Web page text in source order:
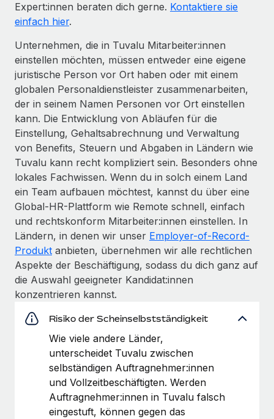
Expert:innen beraten dich gerne. Kontaktiere sie
einfach hier.
Unternehmen, die in Tuvalu Mitarbeiter:innen
einstellen möchten, müssen entweder eine eigene
juristische Person vor Ort haben oder mit einem
globalen Personaldienstleister zusammenarbeiten,
der in seinem Namen Personen vor Ort einstellen
kann. Die Entwicklung von Abläufen für die
Einstellung, Gehaltsabrechnung und Verwaltung
von Benefits, Steuern und Abgaben in Ländern wie
Tuvalu kann recht kompliziert sein. Besonders ohne
lokales Fachwissen. Wenn du in solch einem Land
ein Team aufbauen möchtest, kannst du über eine
Global-HR-Plattform wie Remote schnell, einfach
und rechtskonform Mitarbeiter:innen einstellen. In
Ländern, in denen wir unser Employer-of-Record-
Produkt anbieten, übernehmen wir alle rechtlichen
Aspekte der Beschäftigung, sodass du dich ganz auf
die Auswahl geeigneter Kandidat:innen
konzentrieren kannst.
Risiko der Scheinselbstständigkeit
Wie viele andere Länder,
unterscheidet Tuvalu zwischen
selbständigen Auftragnehmer:innen
und Vollzeitbeschäftigten. Werden
Auftragnehmer:innen in Tuvalu falsch
eingestuft, können gegen das